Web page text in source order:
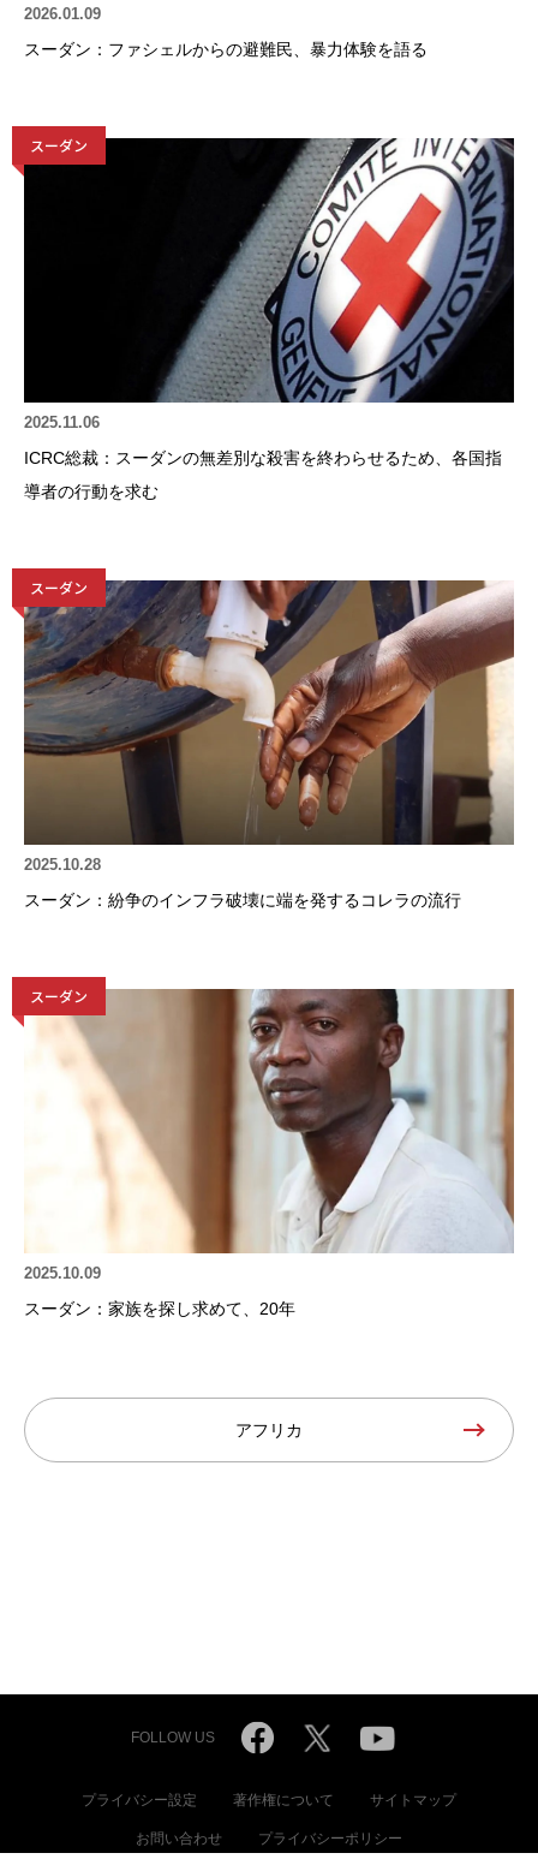
2026.01.09
スーダン：ファシェルからの避難民、暴力体験を語る
スーダン
2025.11.06
ICRC総裁：スーダンの無差別な殺害を終わらせるため、各国指
導者の行動を求む
スーダン
2025.10.28
スーダン：紛争のインフラ破壊に端を発するコレラの流行
スーダン
2025.10.09
スーダン：家族を探し求めて、20年
アフリカ
FOLLOW US
プライバシー設定 著作権について サイトマップ
お問い合わせ プライバシーポリシー